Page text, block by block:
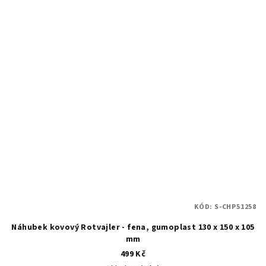
Náhubek kovový Rotvajler - fena, gumoplast 130 x 150 x 105
mm
499 Kč
KÓD: S-CHP51258